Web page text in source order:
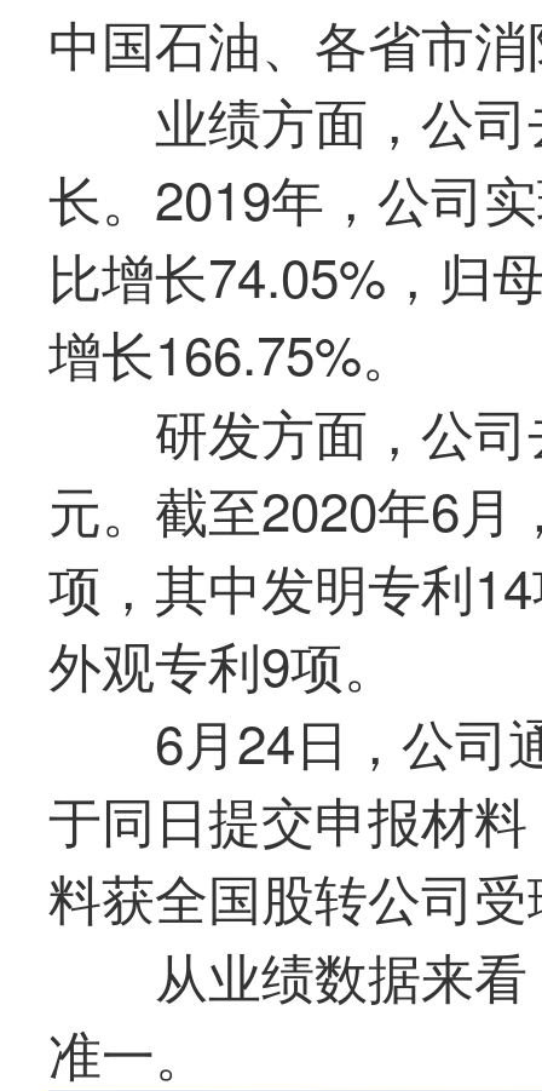
中国石油、各省市
业绩方面，公
长。2019年，公司
比增长74.05%，归
增长166.75%。
研发方面，公
元。截至2020年6月
项，其中发明专利
外观专利9项。
6月24日，公司
于同日提交申报材
料获全国股转公司
从业绩数据来
准一。